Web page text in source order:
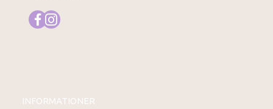
INFORMATIONER